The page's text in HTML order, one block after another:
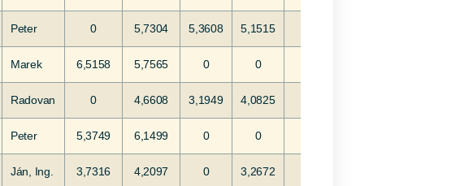
Peter 0 5,7304 5,3608 5,1515
Marek 6,5158 5,7565 0 0
Radovan 0 4,6608 3,1949 4,0825
Peter 5,3749 6,1499 0 0
Ján, Ing. 3,7316 4,2097 0 3,2672